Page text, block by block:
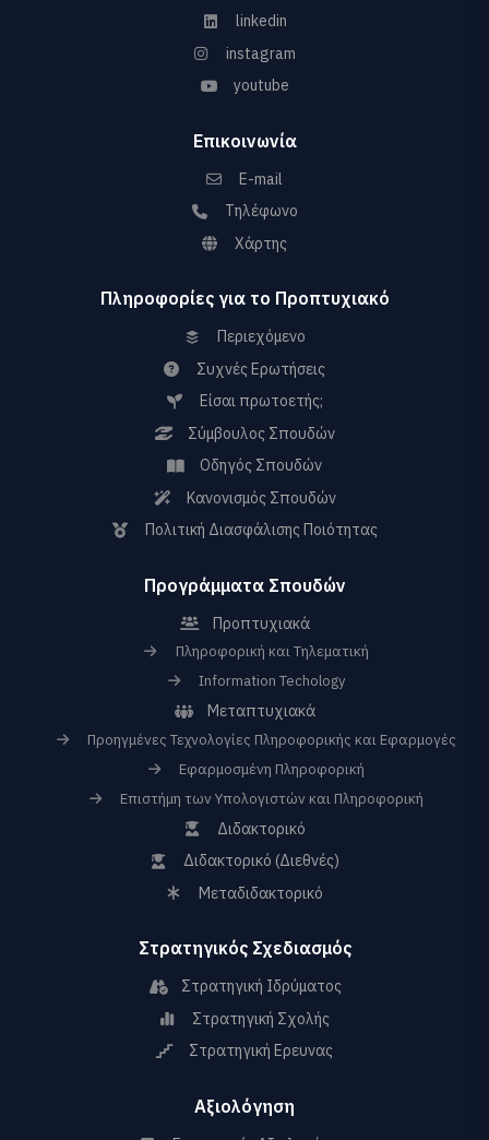
linkedin
instagram
youtube
Επικοινωνία
E-mail
Τηλέφωνο
Χάρτης
Πληροφορίες για το Προπτυχιακό
Περιεχόμενο
Συχνές Ερωτήσεις
Είσαι πρωτοετής;
Σύμβουλος Σπουδών
Οδηγός Σπουδών
Κανονισμός Σπουδών
Πολιτική Διασφάλισης Ποιότητας
Προγράμματα Σπουδών
Προπτυχιακά
Πληροφορική και Τηλεματική
Information Techology
Μεταπτυχιακά
Προηγμένες Τεχνολογίες Πληροφορικής και Εφαρμογές
Εφαρμοσμένη Πληροφορική
Επιστήμη των Υπολογιστών και Πληροφορική
Διδακτορικό
Διδακτορικό (Διεθνές)
Μεταδιδακτορικό
Στρατηγικός Σχεδιασμός
Στρατηγική Ιδρύματος
Στρατηγική Σχολής
Στρατηγική Ερευνας
Αξιολόγηση